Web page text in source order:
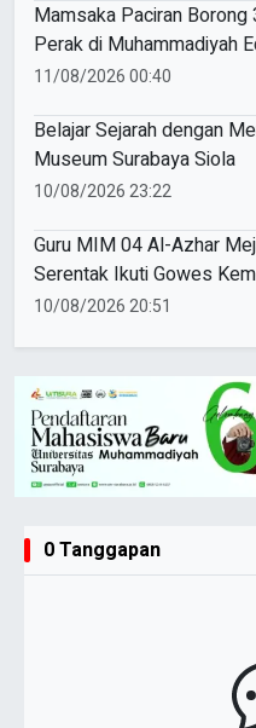
Mamsaka Paciran Borong
Perak di Muhammadiyah
Awards 2026
11/08/2026 00:40
Belajar Sejarah dengan
Museum Surabaya Siola
10/08/2026 23:22
Guru MIM 04 Al-Azhar
Serentak Ikuti Gowes
ke-81 RI
10/08/2026 20:51
0 Tanggapan